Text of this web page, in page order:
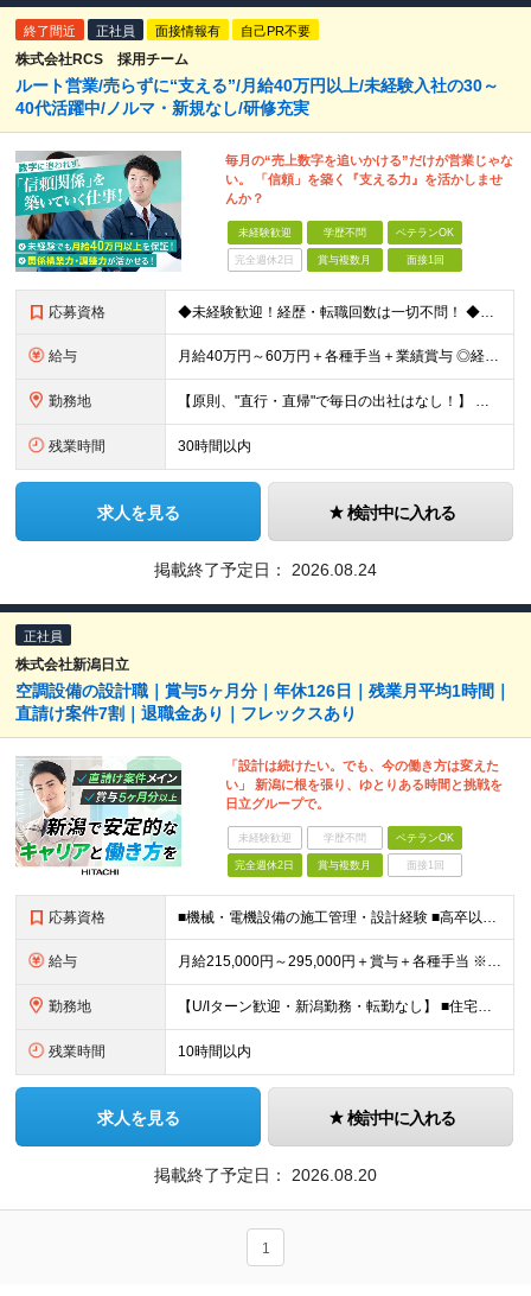
終了間近 正社員 面接情報有 自己PR不要
株式会社RCS 採用チーム
ルート営業/売らずに“支える”/月給40万円以上/未経験入社の30～
40代活躍中/ノルマ・新規なし/研修充実
毎月の“売上数字を追いかける”だけが営業じゃな
い。 「信頼」を築く『支える力』を活かしませ
んか？
未経験歓迎 学歴不問 ベテランOK
完全週休2日 賞与複数月 面接1回
応募資格 ◆未経験歓迎！経歴・転職回数は一切不問！ ◆異業界出身の30代・40代も活躍中！ ◆U・Iターン希望の方も歓迎（引越費用規定あり） 【応募要件】 ■高卒以上 ■普通自動車運転免許（AT限定可） ■基
給与 月給40万円～60万円＋各種手当＋業績賞与 ◎経験や能力等を考慮し、優遇いたします！ ◎成果により業績賞与を年2回支給します！ 上記月給には、固定残業代として 「60,800円～95,000円（28
勤務地 【原則、"直行・直帰"で毎日の出社はなし！】 東京・埼玉・千葉・神奈川などを中心とした 周辺エリアの現場に「直行・直帰」となります！ ■関東第一第二支部 埼玉県八潮市大字二丁目1142-2 ◎最寄り
残業時間 30時間以内
求人を見る 検討中に入れる
掲載終了予定日： 2026.08.24
正社員
株式会社新潟日立
空調設備の設計職｜賞与5ヶ月分｜年休126日｜残業月平均1時間｜
直請け案件7割｜退職金あり｜フレックスあり
「設計は続けたい。でも、今の働き方は変えた
い」 新潟に根を張り、ゆとりある時間と挑戦を
日立グループで。
未経験歓迎 学歴不問 ベテランOK
完全週休2日 賞与複数月 面接1回
応募資格 ■機械・電機設備の施工管理・設計経験 ■高卒以上 ≪このような方はぜひご応募ください≫ ◎安定企業に腰を据えて長く働きたい方 ◎新潟エリアで家庭と両立しながら働きたい方 ◎幅広い分野の設計に携わり、
給与 月給215,000円～295,000円＋賞与＋各種手当 ※前職のご経験やスキルを考慮して決定いたします ※残業代は全額支給いたします ※試用期間3ヶ月（期間中は有給休暇の取得のみ対象外となります）
勤務地 【U/Iターン歓迎・新潟勤務・転勤なし】 ■住宅手当支給や社宅制度あり ■車通勤OK 本社：新潟県新潟市東区竹尾卸新町752番地10 (変更の範囲)上記を除く当社関連勤務地
残業時間 10時間以内
求人を見る 検討中に入れる
掲載終了予定日： 2026.08.20
1